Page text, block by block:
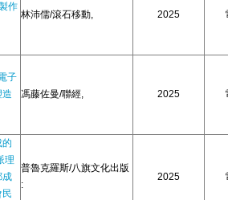
作
林沛儒/滾石移動, 2025
子
造
馮藤佐曼/聯經, 2025
的
理
成
民
普魯克羅斯/八旗文化出版
:
2025